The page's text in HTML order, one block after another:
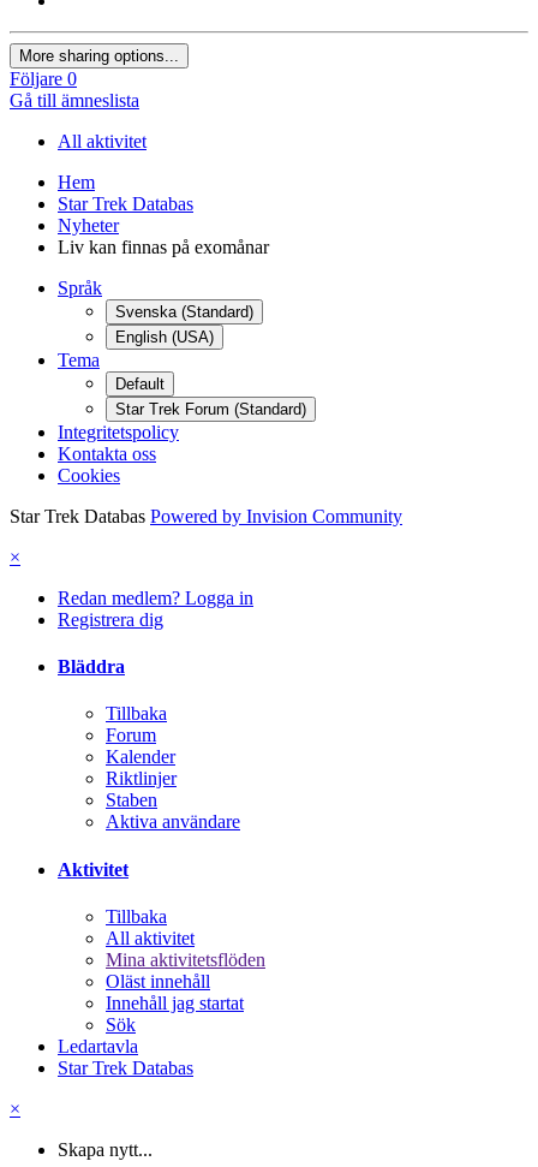
More sharing options...
Följare 0
Gå till ämneslista
All aktivitet
Hem
Star Trek Databas
Nyheter
Liv kan finnas på exomånar
Språk
Svenska (Standard)
English (USA)
Tema
Default
Star Trek Forum (Standard)
Integritetspolicy
Kontakta oss
Cookies
Star Trek Databas Powered by Invision Community
×
Redan medlem? Logga in
Registrera dig
Bläddra
Tillbaka
Forum
Kalender
Riktlinjer
Staben
Aktiva användare
Aktivitet
Tillbaka
All aktivitet
Mina aktivitetsflöden
Oläst innehåll
Innehåll jag startat
Sök
Ledartavla
Star Trek Databas
×
Skapa nytt...